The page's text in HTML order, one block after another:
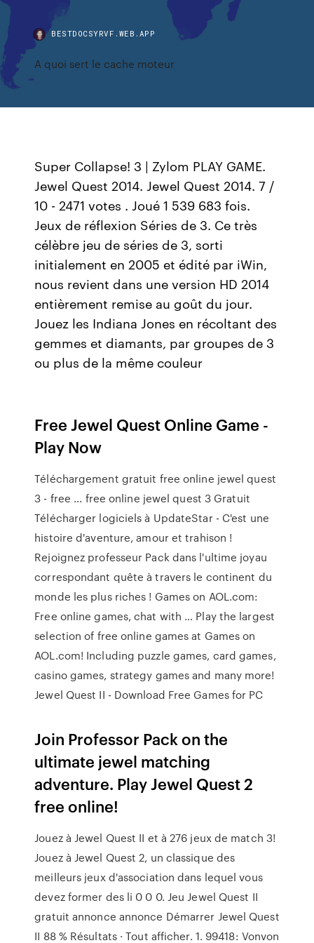
BESTDOCSYRVF.WEB.APP
A quoi sert le cache moteur
Super Collapse! 3 | Zylom PLAY GAME.
Jewel Quest 2014. Jewel Quest 2014. 7 /
10 - 2471 votes . Joué 1 539 683 fois.
Jeux de réflexion Séries de 3. Ce très
célèbre jeu de séries de 3, sorti
initialement en 2005 et édité par iWin,
nous revient dans une version HD 2014
entièrement remise au goût du jour.
Jouez les Indiana Jones en récoltant des
gemmes et diamants, par groupes de 3
ou plus de la même couleur
Free Jewel Quest Online Game -
Play Now
Téléchargement gratuit free online jewel quest
3 - free ... free online jewel quest 3 Gratuit
Télécharger logiciels à UpdateStar - C'est une
histoire d'aventure, amour et trahison !
Rejoignez professeur Pack dans l'ultime joyau
correspondant quête à travers le continent du
monde les plus riches ! Games on AOL.com:
Free online games, chat with … Play the largest
selection of free online games at Games on
AOL.com! Including puzzle games, card games,
casino games, strategy games and many more!
Jewel Quest II - Download Free Games for PC
Join Professor Pack on the
ultimate jewel matching
adventure. Play Jewel Quest 2
free online!
Jouez à Jewel Quest II et à 276 jeux de match 3!
Jouez à Jewel Quest 2, un classique des
meilleurs jeux d'association dans lequel vous
devez former des li 0 0 0. Jeu Jewel Quest II
gratuit annonce annonce Démarrer Jewel Quest
II 88 % Résultats · Tout afficher. 1. 99418: Vonvon